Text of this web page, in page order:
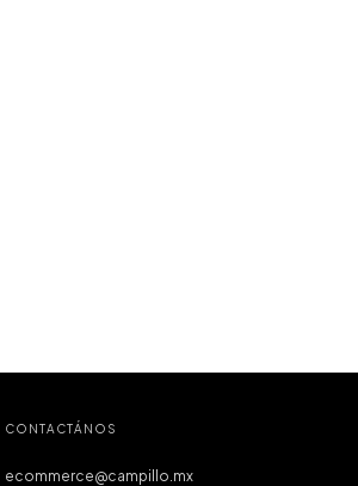
CONTACTÁNOS
ecommerce@campillo.mx